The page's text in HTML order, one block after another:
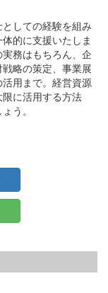
しての経験を組み
的に支援いたしま
務はもちろん、企
略の策定、事業展
用まで。経営資源
に活用する方法
う。